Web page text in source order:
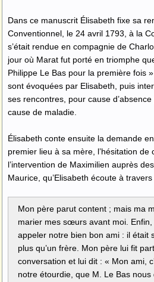
Dans ce manuscrit Élisabeth fixe sa
Conventionnel, le 24 avril 1793, à la
s’était rendue en compagnie de
jour où Marat fut porté en triomphe
Philippe Le Bas pour la première fois »
sont évoquées par Elisabeth, puis
ses rencontres, pour cause
cause de maladie.
Élisabeth conte ensuite la demande
premier lieu à sa mère, l’hésitation de
l’intervention de Maximilien auprès
Maurice, qu’Elisabeth écoute à
Mon père parut content ; mais ma
marier mes sœurs avant moi. Enfin,
appeler notre bien bon ami : il était
plus qu’un frère. Mon père lui fit
conversation et lui dit : « Mon ami,
notre étourdie, que M. Le Bas